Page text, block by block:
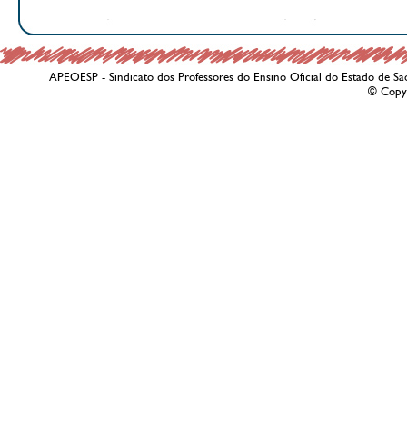
APEOESP - Sindicato dos Professores do Ensino Oficial do Estado de
©